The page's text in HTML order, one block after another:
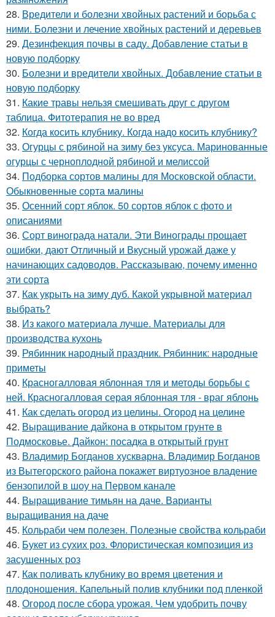
28. Вредители и болезни хвойных растений и борьба с
ними. Болезни и лечение хвойных растений и деревьев
29. Дезинфекция почвы в саду. Добавление статьи в
новую подборку
30. Болезни и вредители хвойных. Добавление статьи в
новую подборку
31. Какие травы нельзя смешивать друг с другом
таблица. Фитотерапия не во вред
32. Когда косить клубнику. Когда надо косить клубнику?
33. Огурцы с рябиной на зиму без уксуса. Маринованные
огурцы с черноплодной рябиной и мелиссой
34. Подборка сортов малины для Московской области.
Обыкновенные сорта малины
35. Осенний сорт яблок. 50 сортов яблок с фото и
описаниями
36. Сорт винограда натали. Эти Винограды прощает
ошибки, дают Отличный и Вкусный урожай даже у
начинающих садоводов. Рассказываю, почему именно
эти сорта
37. Как укрыть на зиму дуб. Какой укрывной материал
выбрать?
38. Из какого материала лучше. Материалы для
производства кухонь
39. Рябинник народный праздник. Рябинник: народные
приметы
40. Красногалловая яблонная тля и методы борьбы с
ней. Красногалловая серая яблонная тля - враг яблонь
41. Как сделать огород из целины. Огород на целине
42. Выращивание дайкона в открытом грунте в
Подмосковье. Дайкон: посадка в открытый грунт
43. Владимир Богданов хускварна. Владимир Богданов
из Вытегорского района покажет виртуозное владение
бензопилой в шоу на Первом канале
44. Выращивание тимьян на даче. Варианты
выращивания на даче
45. Кольраби чем полезен. Полезные свойства кольраби
46. Букет из сухих роз. Флористическая композиция из
засушенных роз
47. Как поливать клубнику во время цветения и
плодоношения. Капельный полив клубники под пленкой
48. Огород после сбора урожая. Чем удобрить почву